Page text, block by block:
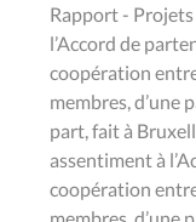
Rapport -
l’Accord de
coopération
membres, d’une
part, fait à
assentiment à
coopération